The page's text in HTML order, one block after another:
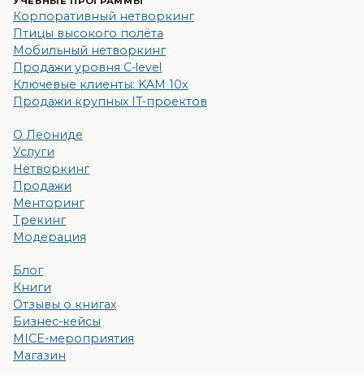
Корпоративный нетворкинг
Птицы высокого полёта
Мобильный нетворкинг
Продажи уровня C-level
Ключевые клиенты: KAM 10x
Продажи крупных IT-проектов
О Леониде
Услуги
Нетворкинг
Продажи
Менторинг
Трекинг
Модерация
Блог
Книги
Отзывы о книгах
Бизнес-кейсы
MICE-мероприятия
Магазин